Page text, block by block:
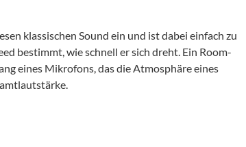
klassischen Sound ein und ist dabei einfach zu
bestimmt, wie schnell er sich dreht. Ein Room-
eines Mikrofons, das die Atmosphäre eines